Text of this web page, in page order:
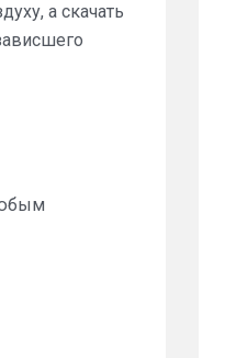
а скачать